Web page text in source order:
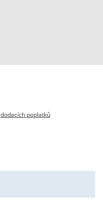
dodacích poplatků